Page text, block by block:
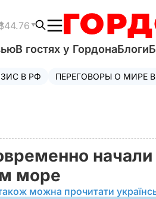
В гостях у ГордонаБлоги
В РФ ПЕРЕГОВОРЫ О МИРЕ
начали
море
можна прочитати